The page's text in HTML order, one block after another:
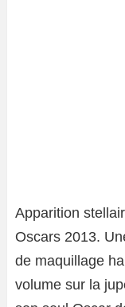
Apparition
Oscars 2013.
de maquillage
volume sur la